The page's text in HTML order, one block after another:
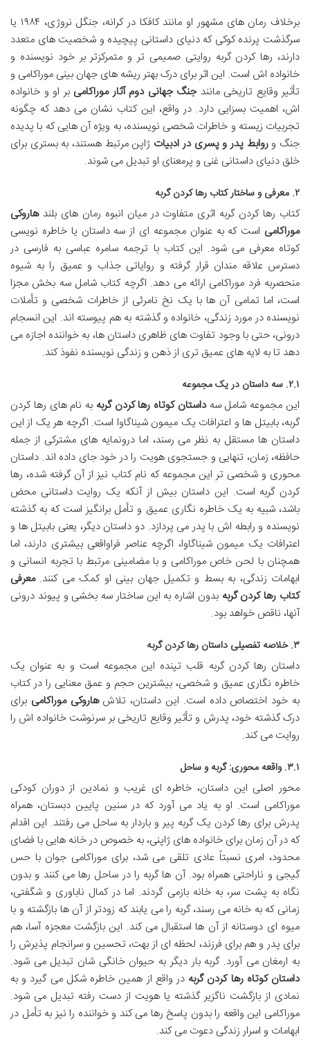
برخلاف رمان های مشهور او مانند کافکا در کرانه، جنگل نروژی، ۱۹۸۴ یا
سرگذشت پرنده کوکی که دنیای داستانی پیچیده و شخصیت های متعدد
دارند، رها کردن گربه روایتی صمیمی تر و متمرکزتر بر خود نویسنده و
خانواده اش است. این اثر برای درک بهتر ریشه های جهان بینی موراکامی و
تأثیر وقایع تاریخی مانندجنگ جهانی دوم آثار موراکامی بر او و خانواده
اش، اهمیت بسزایی دارد. در واقع، این کتاب نشان می دهد که چگونه
تجربیات زیسته و خاطرات شخصی نویسنده، به ویژه آن هایی که با پدیده
جنگ وروابط پدر و پسری در ادبیات ژاپن مرتبط هستند، به بستری برای
خلق دنیای داستانی غنی و پرمعنای او تبدیل می شوند.
۲. معرفی و ساختار کتاب رها کردن گربه
کتاب رها کردن گربه اثری متفاوت در میان انبوه رمان های بلندهاروکی
موراکامی است که به عنوان مجموعه ای از سه داستان یا خاطره نویسی
کوتاه معرفی می شود. این کتاب با ترجمه سامره عباسی به فارسی در
دسترس علاقه مندان قرار گرفته و روایاتی جذاب و عمیق را به شیوه
منحصربه فرد موراکامی ارائه می دهد. اگرچه کتاب شامل سه بخش مجزا
است، اما تمامی آن ها با یک نخ نامرئی از خاطرات شخصی و تأملات
نویسنده در مورد زندگی، خانواده و گذشته به هم پیوسته اند. این انسجام
درونی، حتی با وجود تفاوت های ظاهری داستان ها، به خواننده اجازه می
دهد تا به لایه های عمیق تری از ذهن و زندگی نویسنده نفوذ کند.
۲.۱. سه داستان در یک مجموعه
این مجموعه شامل سهداستان کوتاه رها کردن گربه به نام های رها کردن
گربه، بابیتل ها و اعترافات یک میمون شیناگاوا است. اگرچه هر یک از این
داستان ها مستقل به نظر می رسند، اما درونمایه های مشترکی از جمله
حافظه، زمان، تنهایی و جستجوی هویت را در خود جای داده اند. داستان
محوری و شخصی تر این مجموعه که نام کتاب نیز از آن گرفته شده، رها
کردن گربه است. این داستان بیش از آنکه یک روایت داستانی محض
باشد، شبیه به یک خاطره نگاری عمیق و تأمل برانگیز است که به گذشته
نویسنده و رابطه اش با پدر می پردازد. دو داستان دیگر، یعنی بابیتل ها و
اعترافات یک میمون شیناگاوا، اگرچه عناصر فراواقعی بیشتری دارند، اما
همچنان با لحن خاص موراکامی و با مضامینی مرتبط با تجربه انسانی و
ابهامات زندگی، به بسط و تکمیل جهان بینی او کمک می کنند.معرفی
کتاب رها کردن گربه بدون اشاره به این ساختار سه بخشی و پیوند درونی
آنها، ناقص خواهد بود.
۳. خلاصه تفصیلی داستان رها کردن گربه
داستان رها کردن گربه قلب تپنده این مجموعه است و به عنوان یک
خاطره نگاری عمیق و شخصی، بیشترین حجم و عمق معنایی را در کتاب
به خود اختصاص داده است. این داستان، تلاشهاروکی موراکامی برای
درک گذشته خود، پدرش و تأثیر وقایع تاریخی بر سرنوشت خانواده اش را
روایت می کند.
۳.۱. واقعه محوری: گربه و ساحل
محور اصلی این داستان، خاطره ای غریب و نمادین از دوران کودکی
موراکامی است. او به یاد می آورد که در سنین پایین دبستان، همراه
پدرش برای رها کردن یک گربه پیر و باردار به ساحل می رفتند. این اقدام
که در آن زمان برای خانواده های ژاپنی، به خصوص در خانه هایی با فضای
محدود، امری نسبتاً عادی تلقی می شد، برای موراکامی جوان با حس
گیجی و ناراحتی همراه بود. آن ها گربه را در ساحل رها می کنند و بدون
نگاه به پشت سر، به خانه بازمی گردند. اما در کمال ناباوری و شگفتی،
زمانی که به خانه می رسند، گربه را می یابند که زودتر از آن ها بازگشته و با
میوه ای دوستانه از آن ها استقبال می کند. این بازگشت معجزه آسا، هم
برای پدر و هم برای فرزند، لحظه ای از بهت، تحسین و سرانجام پذیرش را
به ارمغان می آورد. گربه بار دیگر به حیوان خانگی شان تبدیل می شود.
داستان کوتاه رها کردن گربه در واقع از همین خاطره شکل می گیرد و به
نمادی از بازگشت ناگزیر گذشته یا هویت از دست رفته تبدیل می شود.
موراکامی این واقعه را بدون پاسخ رها می کند و خواننده را نیز به تأمل در
ابهامات و اسرار زندگی دعوت می کند.